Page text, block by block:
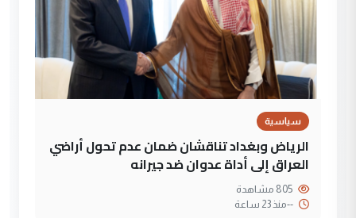
سياسية
الرياض وبغداد تناقشان ضمان عدم تحول أراضي
العراق إلى أداة عدوان ضد جيرانه
--منذ 23 ساعة